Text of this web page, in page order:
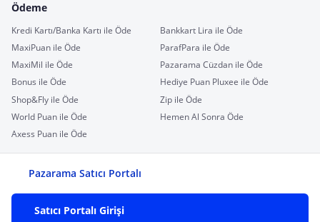
Ödeme
Kredi Kartı/Banka Kartı ile Öde
Bankkart Lira ile Öde
MaxiPuan ile Öde
ParafPara ile Öde
MaxiMil ile Öde
Pazarama Cüzdan ile Öde
Bonus ile Öde
Hediye Puan Pluxee ile Öde
Shop&Fly ile Öde
Zip ile Öde
World Puan ile Öde
Hemen Al Sonra Öde
Axess Puan ile Öde
Pazarama Satıcı Portalı
Satıcı Portalı Girişi